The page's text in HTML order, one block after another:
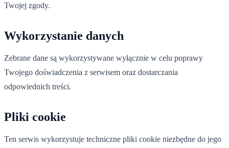
Twojej zgody.
Wykorzystanie danych
Zebrane dane są wykorzystywane wyłącznie w celu poprawy
Twojego doświadczenia z serwisem oraz dostarczania
odpowiednich treści.
Pliki cookie
Ten serwis wykorzystuje techniczne pliki cookie niezbędne do jego